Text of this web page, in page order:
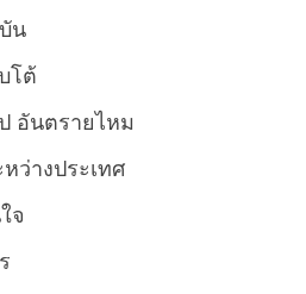
น
โต้
อันตรายไหม
ว่างประเทศ
จ